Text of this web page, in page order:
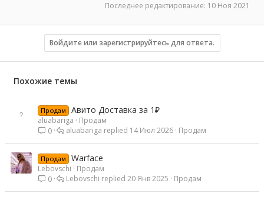
Последнее редактирование: 10 Ноя 2021
Войдите или зарегистрируйтесь для ответа.
Похожие темы
Продам Авито Доставка за 1₽
aluabariga
Продам
0
Продам
14 Июл 2026
aluabariga
Продам Warface
Lebovschi
Продам
0
Продам
20 Янв 2025
Lebovschi